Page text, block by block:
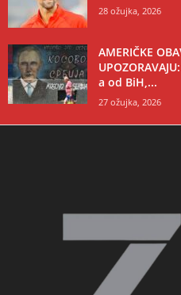
28 ožujka, 2026
AMERIČKE
a od BiH,...
27 ožujka, 2026